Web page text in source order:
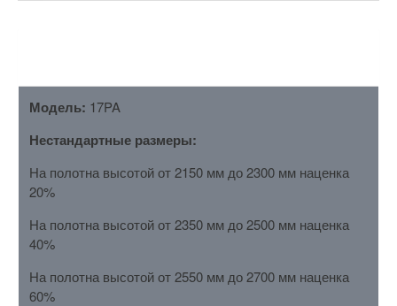
Модель: 17PA
Нестандартные размеры:
На полотна высотой от 2150 мм до 2300 мм наценка
20%
На полотна высотой от 2350 мм до 2500 мм наценка
40%
На полотна высотой от 2550 мм до 2700 мм наценка
60%